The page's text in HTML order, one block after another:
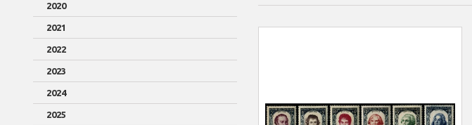
2020
2021
2022
2023
2024
2025